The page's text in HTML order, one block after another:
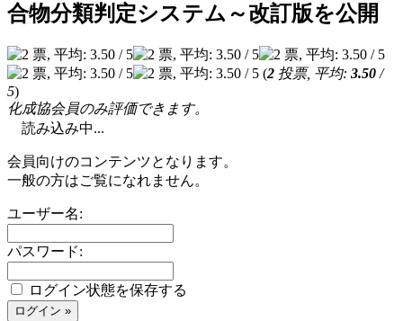
合物分類判定システム～改訂版を公開
(2 投票, 平均: 3.50 /
5)
化成協会員のみ評価できます。
読み込み中...
会員向けのコンテンツとなります。
一般の方はご覧になれません。
ユーザー名:
パスワード:
ログイン状態を保存する